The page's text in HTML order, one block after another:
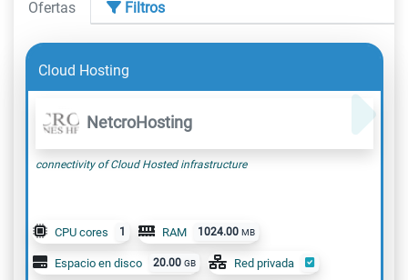
Ofertas Filtros
Cloud Hosting
NetcroHosting
connectivity of Cloud Hosted infrastructure
CPU cores 1 RAM 1024.00 MB
Espacio en disco 20.00 GB Red privada